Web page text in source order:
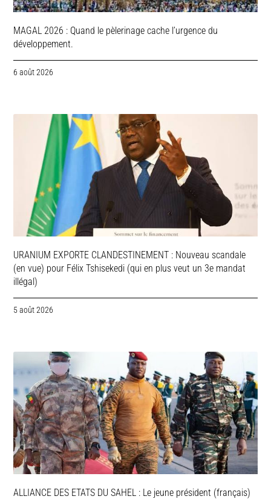
MAGAL 2026 : Quand le pèlerinage cache l’urgence du
développement.
6 août 2026
URANIUM EXPORTE CLANDESTINEMENT : Nouveau scandale
(en vue) pour Félix Tshisekedi (qui en plus veut un 3e mandat
illégal)
5 août 2026
ALLIANCE DES ETATS DU SAHEL : Le jeune président (français)